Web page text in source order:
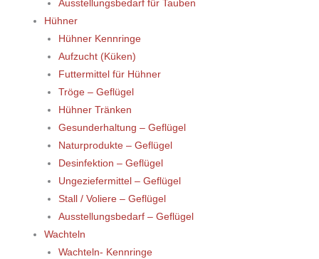
Ausstellungsbedarf für Tauben
Hühner
Hühner Kennringe
Aufzucht (Küken)
Futtermittel für Hühner
Tröge – Geflügel
Hühner Tränken
Gesunderhaltung – Geflügel
Naturprodukte – Geflügel
Desinfektion – Geflügel
Ungeziefermittel – Geflügel
Stall / Voliere – Geflügel
Ausstellungsbedarf – Geflügel
Wachteln
Wachteln- Kennringe